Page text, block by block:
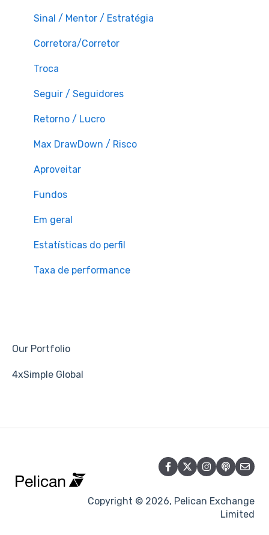
Sinal / Mentor / Estratégia
Corretora/Corretor
Troca
Seguir / Seguidores
Retorno / Lucro
Max DrawDown / Risco
Aproveitar
Fundos
Em geral
Estatísticas do perfil
Taxa de performance
Our Portfolio
4xSimple Global
Copyright © 2026, Pelican Exchange
Limited